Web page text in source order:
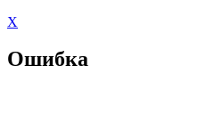
X
Ошибка